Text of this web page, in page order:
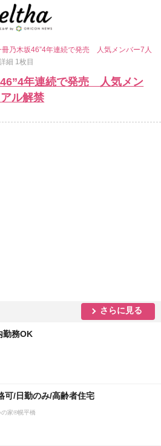
冊乃木坂46”4年連続で発売 人気メンバー7人
細 1枚目
年連続で発売 人気メン
ル解禁
さらに見る
勤務OK
可/日勤のみ/高齢者住宅
の家®幌平橋